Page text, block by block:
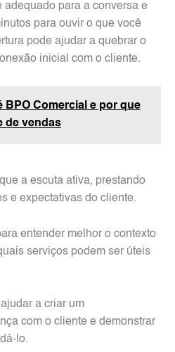
adequado para a conversa e
para ouvir o que você
pode ajudar a quebrar o
inicial com o cliente.
BPO Comercial e por que
de vendas
a escuta ativa, prestando
e expectativas do cliente.
entender melhor o contexto
serviços podem ser úteis
a criar um
com o cliente e demonstrar
lo.